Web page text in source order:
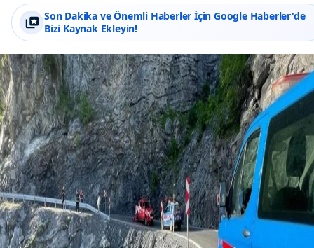
Son Dakika ve Önemli Haberler İçin Google Haberler'de
Bizi Kaynak Ekleyin!